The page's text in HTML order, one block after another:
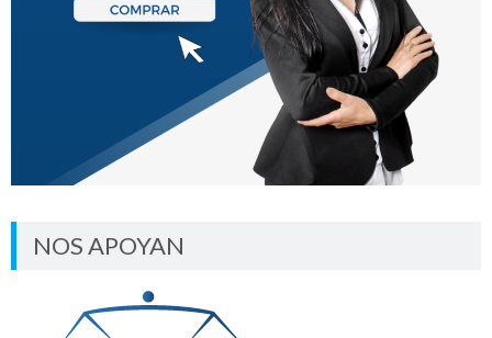
NOS APOYAN